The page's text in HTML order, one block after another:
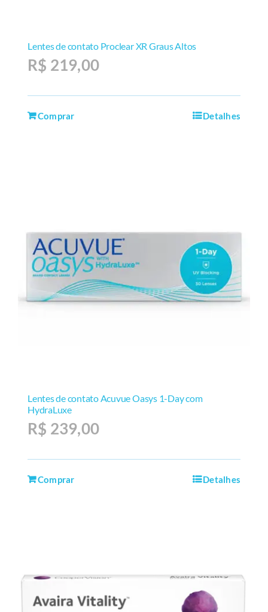
Lentes de contato Proclear XR Graus Altos
R$ 219,00
Comprar Detalhes
Lentes de contato Acuvue Oasys 1-Day com
HydraLuxe
R$ 239,00
Comprar Detalhes